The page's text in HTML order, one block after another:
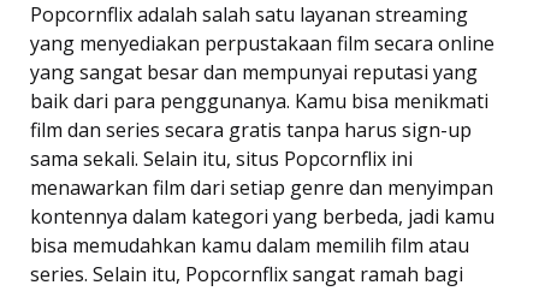
Popcornflix adalah salah satu layanan streaming
yang menyediakan perpustakaan film secara online
yang sangat besar dan mempunyai reputasi yang
baik dari para penggunanya. Kamu bisa menikmati
film dan series secara gratis tanpa harus sign-up
sama sekali. Selain itu, situs Popcornflix ini
menawarkan film dari setiap genre dan menyimpan
kontennya dalam kategori yang berbeda, jadi kamu
bisa memudahkan kamu dalam memilih film atau
series. Selain itu, Popcornflix sangat ramah bagi